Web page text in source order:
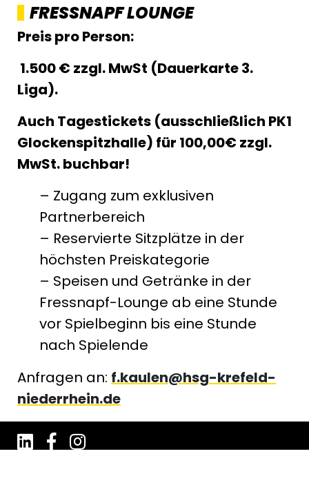
FRESSNAPF LOUNGE
Preis pro Person:
1.500 € zzgl. MwSt (Dauerkarte 3.
Liga).
Auch Tagestickets (ausschließlich PK1
Glockenspitzhalle) für 100,00€ zzgl.
MwSt. buchbar!
– Zugang zum exklusiven
Partnerbereich
– Reservierte Sitzplätze in der
höchsten Preiskategorie
– Speisen und Getränke in der
Fressnapf-Lounge ab eine Stunde
vor Spielbeginn bis eine Stunde
nach Spielende
Anfragen an: f.kaulen@hsg-krefeld-
niederrhein.de